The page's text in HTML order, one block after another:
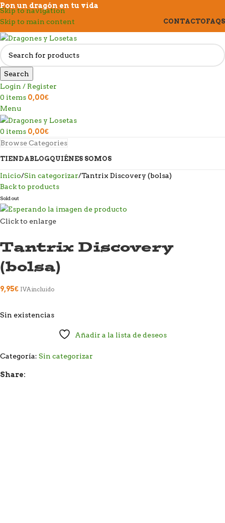
Skip to navigation
Skip to main content
Pon un dragón en tu vida
CONTACTOFAQS
Search
Login / Register
0 items 0,00€
Menu
0 items 0,00€
Browse Categories
TIENDABLOGQUIÉNES SOMOS
Inicio Sin categorizar Tantrix Discovery (bolsa)
Back to products
Sold out
Click to enlarge
Tantrix Discovery
(bolsa)
9,95€ IVA incluido
Sin existencias
Añadir a la lista de deseos
Categoría: Sin categorizar
Share: